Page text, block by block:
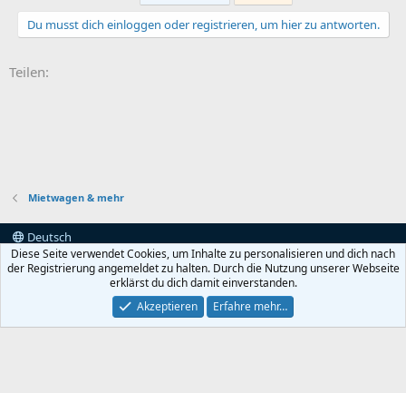
i
o
n
Du musst dich einloggen oder registrieren, um hier zu antworten.
Teilen:
Mietwagen & mehr
Deutsch
Kontakt
Nutzungsbedingungen
Datenschutz
Hilfe und Impressum
Start
Community platform by XenForo® © 2010-2022 XenForo Ltd.
Diese Seite verwendet Cookies, um Inhalte zu personalisieren und dich nach
der Registrierung angemeldet zu halten. Durch die Nutzung unserer Webseite
erklärst du dich damit einverstanden.
Akzeptieren
Erfahre mehr…